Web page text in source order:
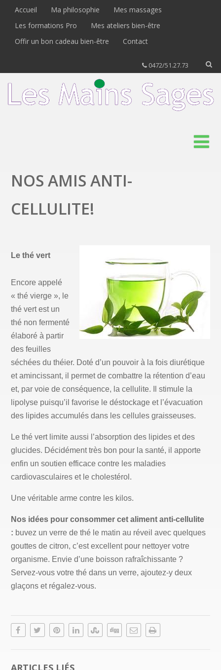
Accueil Ma philosophie
Mes massages
Les formations Pro
Mes ateliers bien-être
Offir un bon cadeau bien-être
Contact
0472/51.27.73
NOS AMIS ANTI-
CELLULITE!
Le thé vert
Encore appelé
« thé vierge », le
thé vert est un
thé non fermenté
élaboré à partir
des feuilles
séchées du théier. Doté d’un pouvoir à la fois diurétique
et amincissant, il permet de combattre la rétention d’eau
et, par voie de conséquence, la cellulite. Il stimule la
lipolyse puisqu’il favorise le déstockage et l’évacuation
des lipides accumulés dans les cellules graisseuses.
Le thé vert limite aussi l’absorption des lipides et des
glucides. Décidément très bon pour la santé, il apporte
enfin un soutien efficace contre les maladies
cardiovasculaires et le cholestérol.
Une véritable arme contre les kilos.
Nos idées pour consommer cet aliment anti-cellulite
: buvez un verre de thé le matin au réveil avec quelques
gouttes de citron, c’est excellent pour nettoyer votre
organisme. Envie d’une boisson rafraîchissante ?
Servez-vous votre thé dans un verre, ajoutez-y deux
glaçons et régalez-vous.
ARTICLES LIÉS